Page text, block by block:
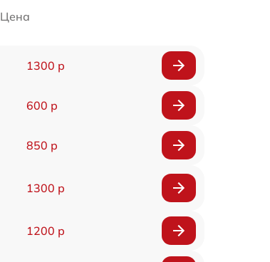
Цена
1300 р
600 р
850 р
1300 р
1200 р